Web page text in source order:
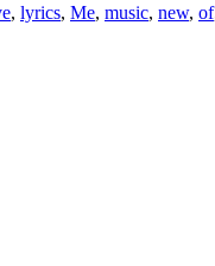
, lyrics, Me, music, new, of